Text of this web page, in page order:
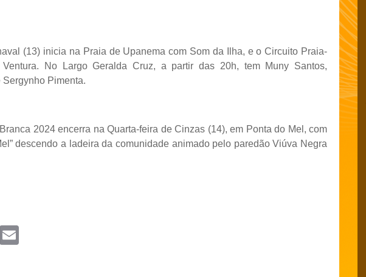
(13) inicia na Praia de Upanema com Som da Ilha, e o Circuito Praia-
No Largo Geralda Cruz, a partir das 20h, tem Muny Santos,
Sergynho Pimenta.
2024 encerra na Quarta-feira de Cinzas (14), em Ponta do Mel, com
descendo a ladeira da comunidade animado pelo paredão Viúva Negra
T
w